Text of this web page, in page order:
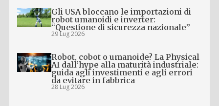
Gli USA bloccano le importazioni di
robot umanoidi e inverter:
“Questione di sicurezza nazionale”
29 Lug 2026
Robot, cobot o umanoide? La Physical
AI dall’hype alla maturità industriale:
guida agli investimenti e agli errori
da evitare in fabbrica
28 Lug 2026